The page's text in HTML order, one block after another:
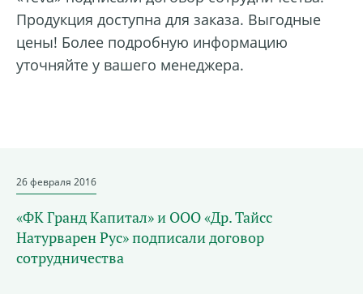
Продукция доступна для заказа. Выгодные
цены! Более подробную информацию
уточняйте у вашего менеджера.
26 февраля 2016
«ФК Гранд Капитал» и ООО «Др. Тайсс
Натурварен Рус» подписали договор
сотрудничества